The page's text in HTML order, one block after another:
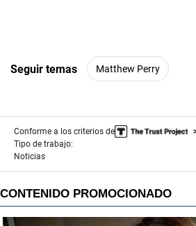
Seguir temas Matthew Perry
Conforme a los criterios de
Tipo de trabajo:
Noticias